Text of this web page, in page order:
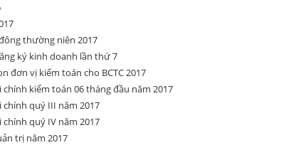
thường niên 2017
ký kinh doanh lần thứ 7
đơn vị kiểm toán cho BCTC 2017
chính kiểm toán 06 tháng đầu năm 2017
chính quý III năm 2017
chính quý IV năm 2017
trị năm 2017